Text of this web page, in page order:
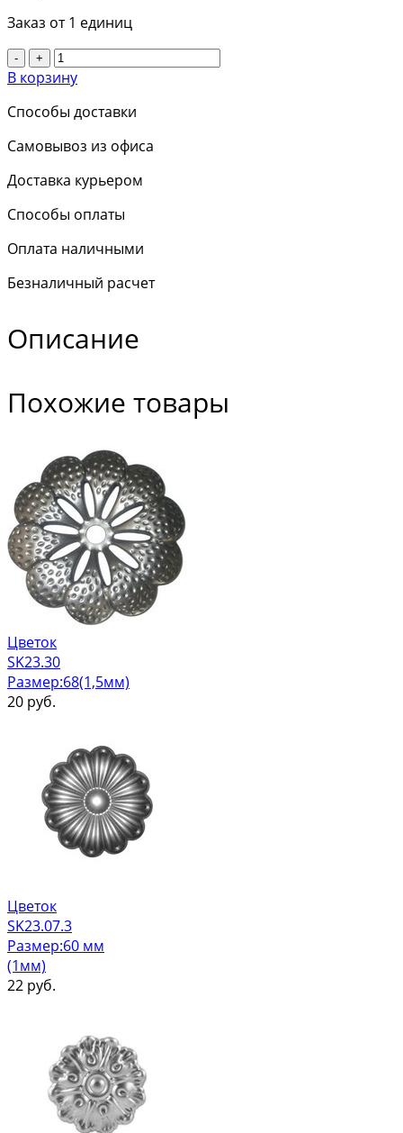
Заказ от 1 единиц
- +
В корзину
Способы доставки
Самовывоз из офиса
Доставка курьером
Способы оплаты
Оплата наличными
Безналичный расчет
Описание
Похожие товары
Цветок
SK23.30
Размер:68(1,5мм)
20 руб.
Цветок
SK23.07.3
Размер:60 мм
(1мм)
22 руб.